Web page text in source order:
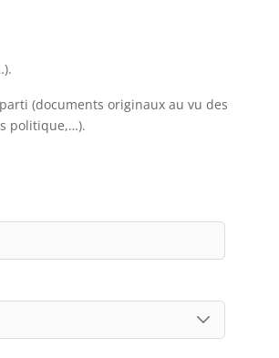
(documents originaux au vu des
politique,…).